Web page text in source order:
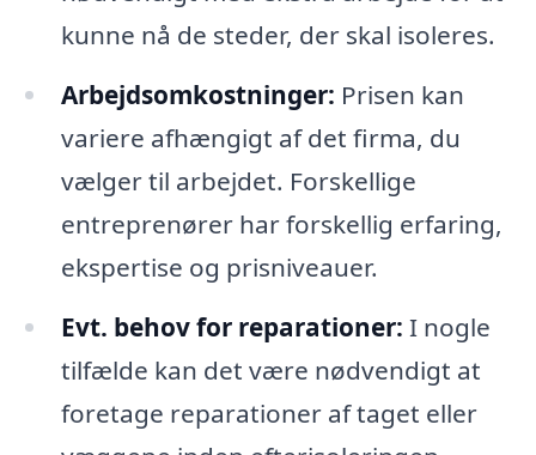
kunne nå de steder, der skal isoleres.
Arbejdsomkostninger: Prisen kan
variere afhængigt af det firma, du
vælger til arbejdet. Forskellige
entreprenører har forskellig erfaring,
ekspertise og prisniveauer.
Evt. behov for reparationer: I nogle
tilfælde kan det være nødvendigt at
foretage reparationer af taget eller